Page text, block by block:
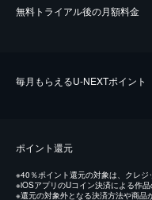
無料トライアル後の⽉額料金
毎⽉もらえるU-NEXTポイント
ポイント還元
※40％ポイント還元の対象は、クレジ
※iOSアプリのUコイン決済による作
※還元の対象外となる決済方法や商品